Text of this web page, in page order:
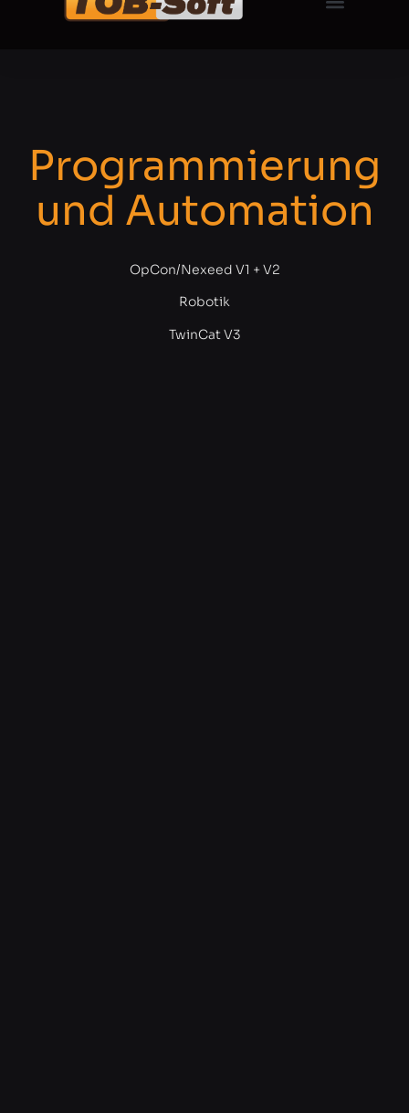
Programmierung
und Automation
OpCon/Nexeed V1 + V2
Robotik
TwinCat V3